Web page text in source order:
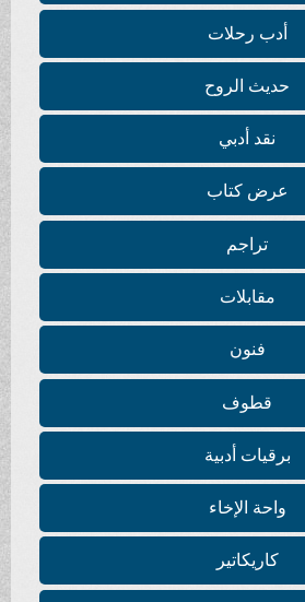
أدب رحلات
حديث الروح
نقد أدبي
عرض كتاب
تراجم
مقابلات
فنون
قطوف
برقيات أدبية
واحة الإخاء
كاريكاتير